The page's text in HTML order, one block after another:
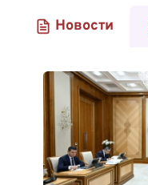
Новости